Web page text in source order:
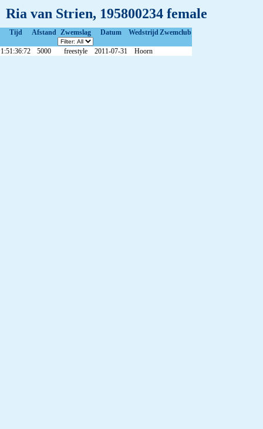
Ria van Strien, 195800234 female
Tijd Afstand Zwemslag Datum WedstrijdZwemclub
1:51:36:72 5000 freestyle 2011-07-31 Hoorn